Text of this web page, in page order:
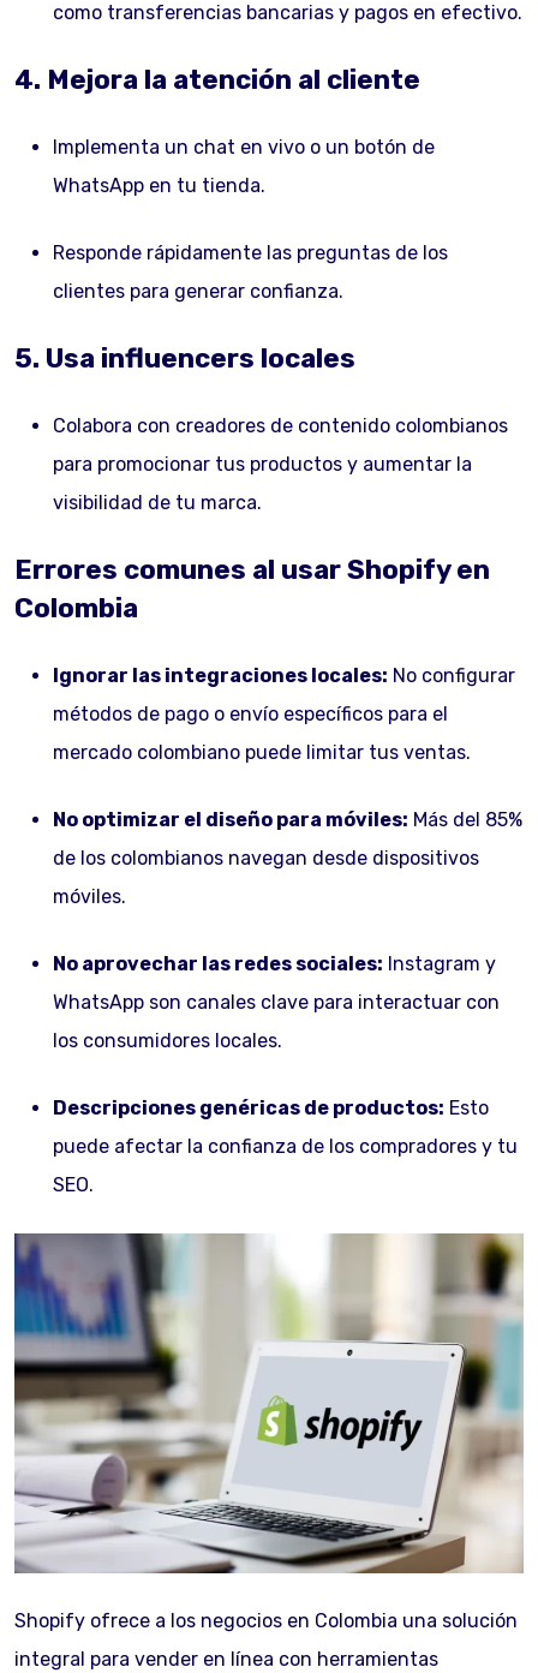
como transferencias bancarias y pagos en efectivo.
4. Mejora la atención al cliente
Implementa un chat en vivo o un botón de
WhatsApp en tu tienda.
Responde rápidamente las preguntas de los
clientes para generar confianza.
5. Usa influencers locales
Colabora con creadores de contenido colombianos
para promocionar tus productos y aumentar la
visibilidad de tu marca.
Errores comunes al usar Shopify en
Colombia
Ignorar las integraciones locales: No configurar
métodos de pago o envío específicos para el
mercado colombiano puede limitar tus ventas.
No optimizar el diseño para móviles: Más del 85%
de los colombianos navegan desde dispositivos
móviles.
No aprovechar las redes sociales: Instagram y
WhatsApp son canales clave para interactuar con
los consumidores locales.
Descripciones genéricas de productos: Esto
puede afectar la confianza de los compradores y tu
SEO.
Shopify ofrece a los negocios en Colombia una solución
integral para vender en línea con herramientas